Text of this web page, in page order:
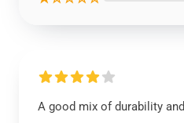
A good mix of durability